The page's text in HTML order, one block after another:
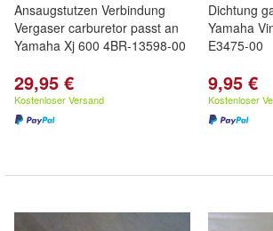
Ansaugstutzen Verbindung
Vergaser carburetor passt an
Yamaha Xj 600 4BR-13598-00
29,95 €
Kostenloser Versand
Dichtung
Yamaha
E3475-00
9,95 €
Kostenloser